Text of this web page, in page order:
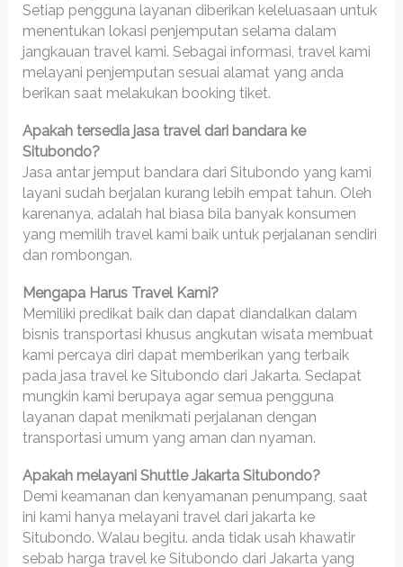
Setiap pengguna layanan diberikan keleluasaan untuk
menentukan lokasi penjemputan selama dalam
jangkauan travel kami. Sebagai informasi, travel kami
melayani penjemputan sesuai alamat yang anda
berikan saat melakukan booking tiket.
Apakah tersedia jasa travel dari bandara ke
Situbondo?
Jasa antar jemput bandara dari Situbondo yang kami
layani sudah berjalan kurang lebih empat tahun. Oleh
karenanya, adalah hal biasa bila banyak konsumen
yang memilih travel kami baik untuk perjalanan sendiri
dan rombongan.
Mengapa Harus Travel Kami?
Memiliki predikat baik dan dapat diandalkan dalam
bisnis transportasi khusus angkutan wisata membuat
kami percaya diri dapat memberikan yang terbaik
pada jasa travel ke Situbondo dari Jakarta. Sedapat
mungkin kami berupaya agar semua pengguna
layanan dapat menikmati perjalanan dengan
transportasi umum yang aman dan nyaman.
Apakah melayani Shuttle Jakarta Situbondo?
Demi keamanan dan kenyamanan penumpang, saat
ini kami hanya melayani travel dari jakarta ke
Situbondo. Walau begitu. anda tidak usah khawatir
sebab harga travel ke Situbondo dari Jakarta yang